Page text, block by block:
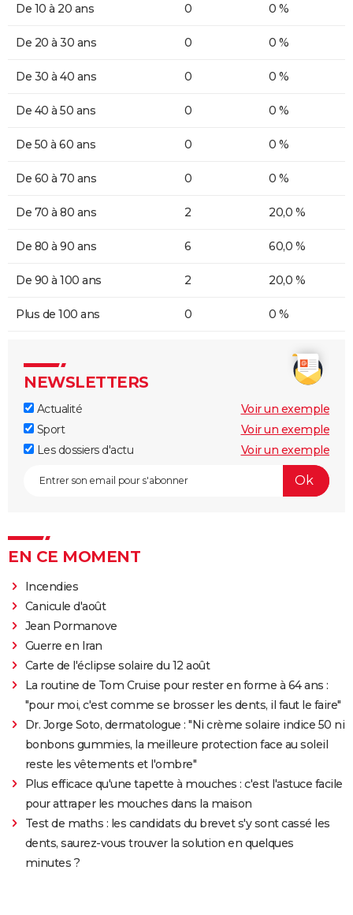
De 10 à 20 ans 0 0 %
De 20 à 30 ans 0 0 %
De 30 à 40 ans 0 0 %
De 40 à 50 ans 0 0 %
De 50 à 60 ans 0 0 %
De 60 à 70 ans 0 0 %
De 70 à 80 ans 2 20,0 %
De 80 à 90 ans 6 60,0 %
De 90 à 100 ans 2 20,0 %
Plus de 100 ans 0 0 %
NEWSLETTERS
Actualité
Voir un exemple
Sport
Voir un exemple
Les dossiers d'actu
Voir un exemple
EN CE MOMENT
Incendies
Canicule d'août
Jean Pormanove
Guerre en Iran
Carte de l'éclipse solaire du 12 août
La routine de Tom Cruise pour rester en forme à 64 ans :
"pour moi, c'est comme se brosser les dents, il faut le faire"
Dr. Jorge Soto, dermatologue : "Ni crème solaire indice 50 ni
bonbons gummies, la meilleure protection face au soleil
reste les vêtements et l'ombre"
Plus efficace qu'une tapette à mouches : c'est l'astuce facile
pour attraper les mouches dans la maison
Test de maths : les candidats du brevet s'y sont cassé les
dents, saurez-vous trouver la solution en quelques
minutes ?